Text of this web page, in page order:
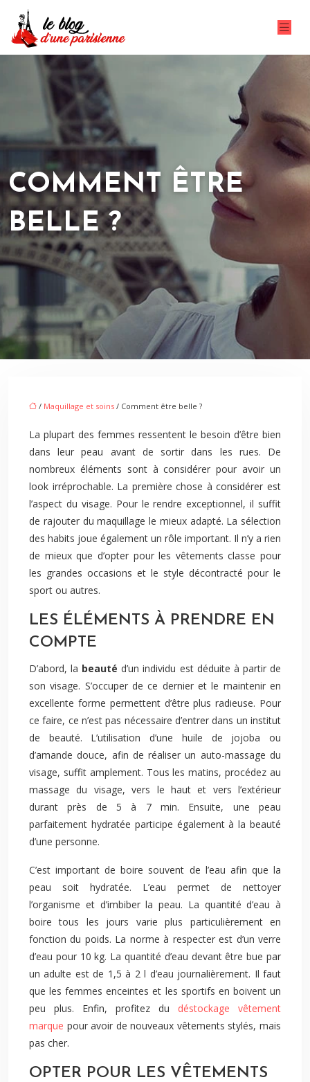
COMMENT ÊTRE
BELLE ?
/ Maquillage et soins / Comment être belle ?
La plupart des femmes ressentent le besoin d’être bien
dans leur peau avant de sortir dans les rues. De
nombreux éléments sont à considérer pour avoir un
look irréprochable. La première chose à considérer est
l’aspect du visage. Pour le rendre exceptionnel, il suffit
de rajouter du maquillage le mieux adapté. La sélection
des habits joue également un rôle important. Il n’y a rien
de mieux que d’opter pour les vêtements classe pour
les grandes occasions et le style décontracté pour le
sport ou autres.
LES ÉLÉMENTS À PRENDRE EN
COMPTE
D’abord, la beautéd’un individu est déduite à partir de
son visage. S’occuper de ce dernier et le maintenir en
excellente forme permettent d’être plus radieuse. Pour
ce faire, ce n’est pas nécessaire d’entrer dans un institut
de beauté. L’utilisation d’une huile de jojoba ou
d’amande douce, afin de réaliser un auto-massage du
visage, suffit amplement. Tous les matins, procédez au
massage du visage, vers le haut et vers l’extérieur
durant près de 5 à 7 min. Ensuite, une peau
parfaitement hydratée participe également à la beauté
d’une personne.
C’est important de boire souvent de l’eau afin que la
peau soit hydratée. L’eau permet de nettoyer
l’organisme et d’imbiber la peau. La quantité d’eau à
boire tous les jours varie plus particulièrement en
fonction du poids. La norme à respecter est d’un verre
d’eau pour 10 kg. La quantité d’eau devant être bue par
un adulte est de 1,5 à 2 l d’eau journalièrement. Il faut
que les femmes enceintes et les sportifs en boivent un
peu plus. Enfin, profitez du déstockage vêtement
marque pour avoir de nouveaux vêtements stylés, mais
pas cher.
OPTER POUR LES VÊTEMENTS